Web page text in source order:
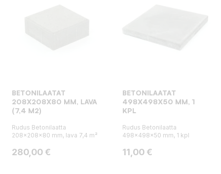
BETONILAATAT
208X208X80 MM, LAVA
(7,4 M2)
Rudus Betonilaatta
208x208x80 mm, lava 7,4 m²
Hinta
280,00 €
BETONILAATAT
498X498X50 MM, 1
KPL
Rudus Betonilaatta
498x498x50 mm, 1 kpl
Hinta
11,00 €